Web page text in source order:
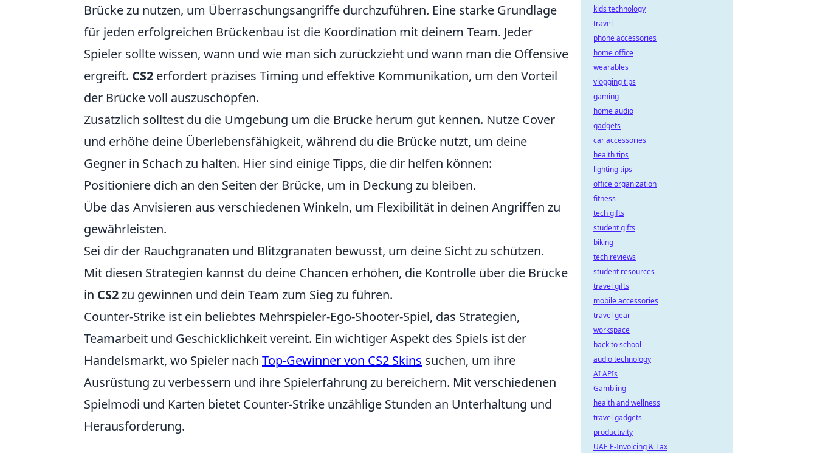
Brücke zu nutzen, um Überraschungsangriffe durchzuführen. Eine starke Grundlage
für jeden erfolgreichen Brückenbau ist die Koordination mit deinem Team. Jeder
Spieler sollte wissen, wann und wie man sich zurückzieht und wann man die Offensive
ergreift. CS2 erfordert präzises Timing und effektive Kommunikation, um den Vorteil
der Brücke voll auszuschöpfen.
Zusätzlich solltest du die Umgebung um die Brücke herum gut kennen. Nutze Cover
und erhöhe deine Überlebensfähigkeit, während du die Brücke nutzt, um deine
Gegner in Schach zu halten. Hier sind einige Tipps, die dir helfen können:
Positioniere dich an den Seiten der Brücke, um in Deckung zu bleiben.
Übe das Anvisieren aus verschiedenen Winkeln, um Flexibilität in deinen Angriffen zu
gewährleisten.
Sei dir der Rauchgranaten und Blitzgranaten bewusst, um deine Sicht zu schützen.
Mit diesen Strategien kannst du deine Chancen erhöhen, die Kontrolle über die Brücke
in CS2zu gewinnen und dein Team zum Sieg zu führen.
Counter-Strike ist ein beliebtes Mehrspieler-Ego-Shooter-Spiel, das Strategien,
Teamarbeit und Geschicklichkeit vereint. Ein wichtiger Aspekt des Spiels ist der
Handelsmarkt, wo Spieler nach Top-Gewinner von CS2 Skins suchen, um ihre
Ausrüstung zu verbessern und ihre Spielerfahrung zu bereichern. Mit verschiedenen
Spielmodi und Karten bietet Counter-Strike unzählige Stunden an Unterhaltung und
Herausforderung.
kids technology
travel
phone accessories
home office
wearables
vlogging tips
gaming
home audio
gadgets
car accessories
health tips
lighting tips
office organization
fitness
tech gifts
student gifts
biking
tech reviews
student resources
travel gifts
mobile accessories
travel gear
workspace
back to school
audio technology
AI APIs
Gambling
health and wellness
travel gadgets
productivity
UAE E-Invoicing & Tax